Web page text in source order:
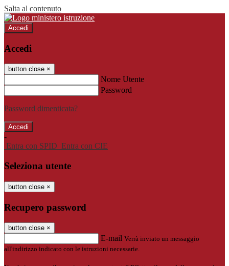
Salta al contenuto
Accedi
Accedi
button close ×
Nome Utente
Password
Password dimenticata?
-
Entra con SPID Entra con CIE
Seleziona utente
button close ×
Recupero password
button close ×
E-mail Verrà inviato un messaggio
all'indirizzo indicato con le istruzioni necessarie.